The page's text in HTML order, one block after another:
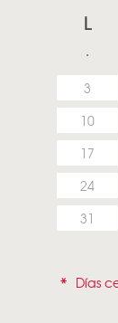
L
3
10
17
24
31
* Días